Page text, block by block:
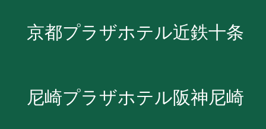
京都プラザホテル近鉄十条
尼崎プラザホテル阪神尼崎